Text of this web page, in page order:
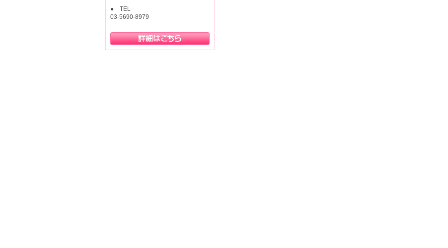
● TEL
03-5690-8979